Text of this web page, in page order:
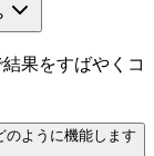
果をすばやくコ
のように機能します